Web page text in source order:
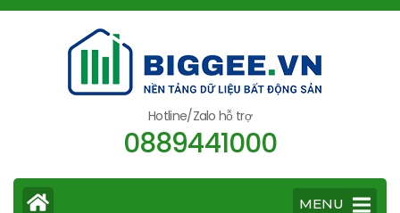
Bỏ
Enter)
Hotline/Zalo hỗ trợ
0889441000
MENU